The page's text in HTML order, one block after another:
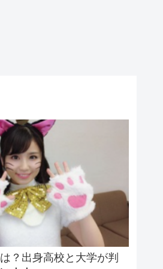
？出身高校と大学が判